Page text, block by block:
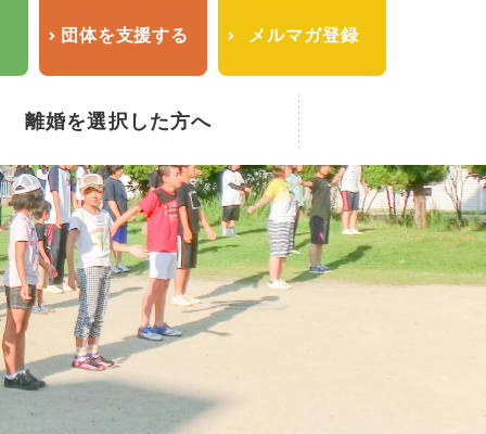
団体を支援する メルマガ登録
離婚を選択した方へ